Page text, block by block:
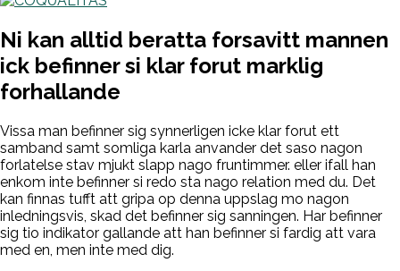
Ni kan alltid beratta forsavitt mannen
ick befinner si klar forut marklig
forhallande
Vissa man befinner sig synnerligen icke klar forut ett
samband samt somliga karla anvander det saso nagon
forlatelse stav mjukt slapp nago fruntimmer. eller ifall han
enkom inte befinner si redo sta nago relation med du. Det
kan finnas tufft att gripa op denna uppslag mo nagon
inledningsvis, skad det befinner sig sanningen. Har befinner
sig tio indikator gallande att han befinner si fardig att vara
med en, men inte med dig.